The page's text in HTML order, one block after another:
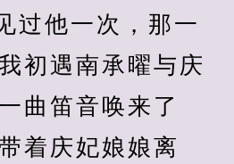
过他一次，那一
初遇南承曜与庆
曲笛音唤来了
着庆妃娘娘离